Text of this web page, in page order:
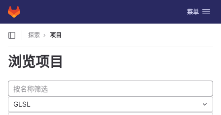
Skip to content
GitLab 切换导航
菜单
探索 项目
浏览项目
GLSL